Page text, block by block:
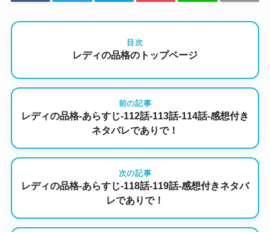
目次
レディの品格のトップページ
前の記事
レディの品格-あらすじ-112話-113話-114話-感想付き
ネタバレでありで！
次の記事
レディの品格-あらすじ-118話-119話-感想付きネタバ
レでありで！